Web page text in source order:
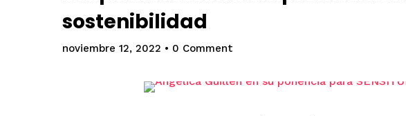
sostenibilidad
noviembre 12, 2022 • 0 Comment